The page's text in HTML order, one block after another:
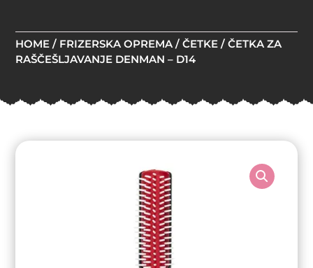
HOME / FRIZERSKA OPREMA /ČETKE / ČETKA ZA
RAŠČEŠLJAVANJE DENMAN – D14